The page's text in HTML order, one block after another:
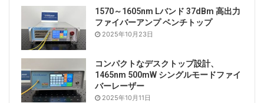
1570～1605nm Lバンド 37dBm 高出力
ファイバーアンプ ベンチトップ
2025年10月23日
コンパクトなデスクトップ設計、
1465nm 500mW シングルモードファイ
バーレーザー
2025年10月11日